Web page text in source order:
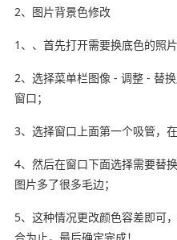
2、图片背景色修改
1、、首先打开需要换底色的照
2、选择菜单栏图像 - 调整 - 替
窗口；
3、选择窗口上面第一个吸管，
4、然后在窗口下面选择需要替
图片多了很多毛边；
5、这种情况更改颜色容差即可